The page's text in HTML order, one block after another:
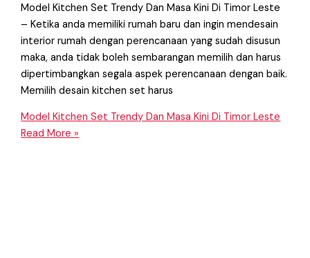
Model Kitchen Set Trendy Dan Masa Kini Di Timor Leste
– Ketika anda memiliki rumah baru dan ingin mendesain
interior rumah dengan perencanaan yang sudah disusun
maka, anda tidak boleh sembarangan memilih dan harus
dipertimbangkan segala aspek perencanaan dengan baik.
Memilih desain kitchen set harus
Model Kitchen Set Trendy Dan Masa Kini Di Timor Leste
Read More »